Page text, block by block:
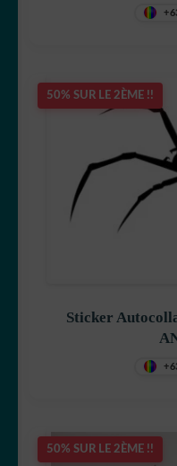
50% SUR LE 2ÈME !!
Sticker
50% SUR LE 2ÈME !!